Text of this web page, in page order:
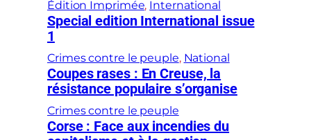
Édition Imprimée, International
Special edition International issue
1
Crimes contre le peuple, National
Coupes rases : En Creuse, la
résistance populaire s’organise
Crimes contre le peuple
Corse : Face aux incendies du